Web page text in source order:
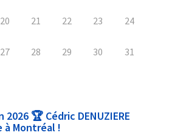
20 21 22 23 24
27 28 29 30 31
2026 🏆 Cédric DENUZIERE
à Montréal !